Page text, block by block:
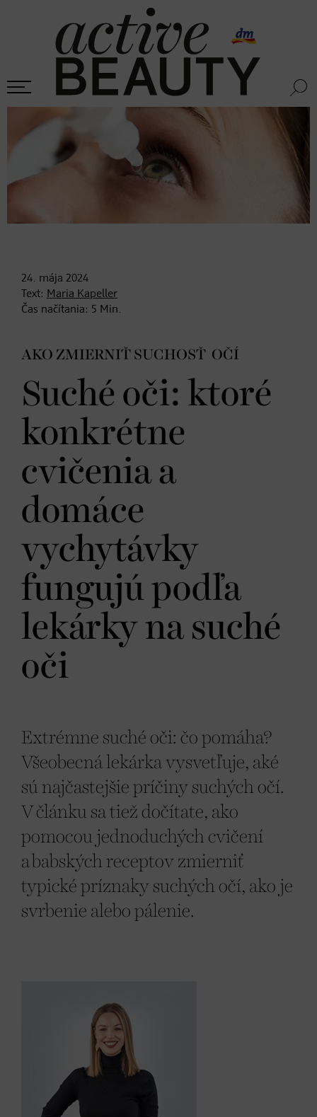
24. mája 2024
Text: Maria Kapeller
Čas načítania: 5 Min.
AKO ZMIERNIŤ SUCHOSŤ OČÍ
Suché oči: ktoré
konkrétne
cvičenia a
domáce
vychytávky
fungujú podľa
lekárky na suché
oči
Extrémne suché oči: čo pomáha?
Všeobecná lekárka vysvetľuje, aké
sú najčastejšie príčiny suchých očí.
V článku sa tiež dočítate, ako
pomocou jednoduchých cvičení
a babských receptov zmierniť
typické príznaky suchých očí, ako je
svrbenie alebo pálenie.